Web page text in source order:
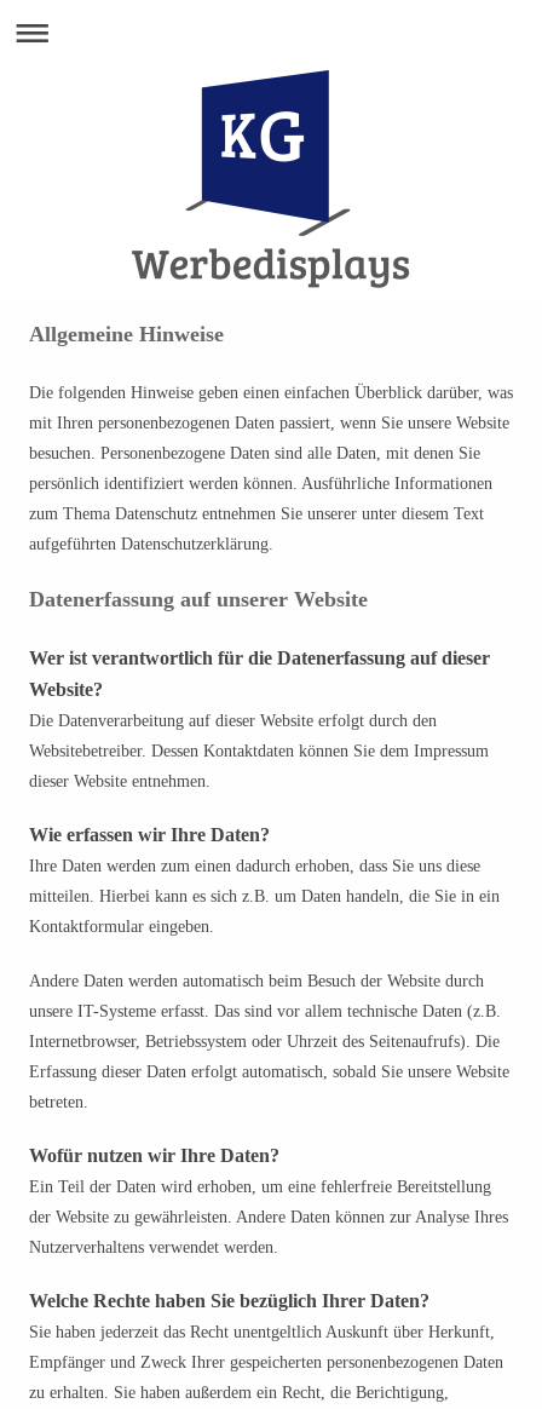
Allgemeine Hinweise
Die folgenden Hinweise geben einen einfachen Überblick darüber, was
mit Ihren personenbezogenen Daten passiert, wenn Sie unsere Website
besuchen. Personenbezogene Daten sind alle Daten, mit denen Sie
persönlich identifiziert werden können. Ausführliche Informationen
zum Thema Datenschutz entnehmen Sie unserer unter diesem Text
aufgeführten Datenschutzerklärung.
Datenerfassung auf unserer Website
Wer ist verantwortlich für die Datenerfassung auf dieser
Website?
Die Datenverarbeitung auf dieser Website erfolgt durch den
Websitebetreiber. Dessen Kontaktdaten können Sie dem Impressum
dieser Website entnehmen.
Wie erfassen wir Ihre Daten?
Ihre Daten werden zum einen dadurch erhoben, dass Sie uns diese
mitteilen. Hierbei kann es sich z.B. um Daten handeln, die Sie in ein
Kontaktformular eingeben.
Andere Daten werden automatisch beim Besuch der Website durch
unsere IT-Systeme erfasst. Das sind vor allem technische Daten (z.B.
Internetbrowser, Betriebssystem oder Uhrzeit des Seitenaufrufs). Die
Erfassung dieser Daten erfolgt automatisch, sobald Sie unsere Website
betreten.
Wofür nutzen wir Ihre Daten?
Ein Teil der Daten wird erhoben, um eine fehlerfreie Bereitstellung
der Website zu gewährleisten. Andere Daten können zur Analyse Ihres
Nutzerverhaltens verwendet werden.
Welche Rechte haben Sie bezüglich Ihrer Daten?
Sie haben jederzeit das Recht unentgeltlich Auskunft über Herkunft,
Empfänger und Zweck Ihrer gespeicherten personenbezogenen Daten
zu erhalten. Sie haben außerdem ein Recht, die Berichtigung,